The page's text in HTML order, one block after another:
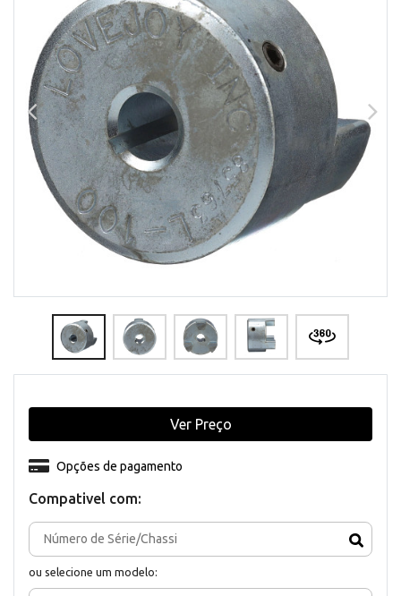
Compativel com:
ou selecione um modelo:
Opções de pagamento
Ver Preço